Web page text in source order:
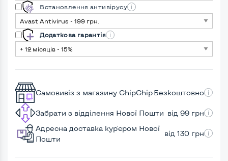
Встановлення антивірусу
Додаткова гарантія
Самовивіз з магазину ChipChipБезкоштовно
Забрати з відділення Нової Пошти від 99 грн
Адресна доставка кур'єром Нової
Пошти
від 130 грн